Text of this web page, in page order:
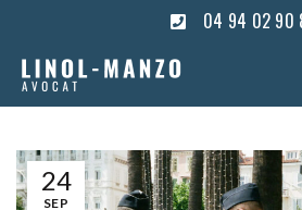
04 94 02 90
24
SEP